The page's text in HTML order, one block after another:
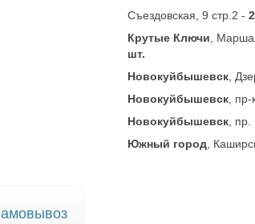
Съездовская, 9 стр.2 -
Крутые Ключи ,
шт.
Новокуйбышевск ,
Новокуйбышевск ,
Новокуйбышевск ,
Южный город ,